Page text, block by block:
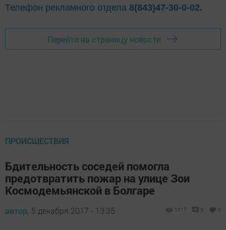
Телефон рекламного отдела 8(843)47-30-0-02.
Перейти на страницу новости
ПРОИСШЕСТВИЯ
Бдительность соседей помогла
предотвратить пожар на улице Зои
Космодемьянской в Болгаре
автор, 5 декабря 2017 - 13:35 1117 0 0